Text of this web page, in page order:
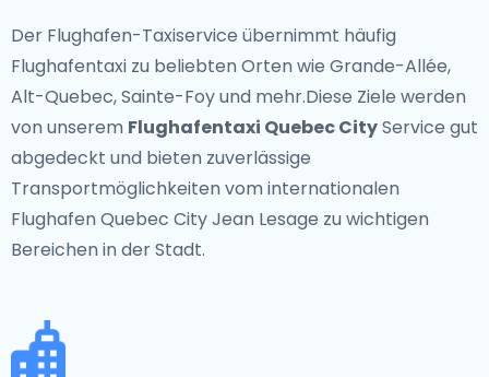
Der Flughafen-Taxiservice übernimmt häufig
Flughafentaxi zu beliebten Orten wie Grande-Allée,
Alt-Quebec, Sainte-Foy und mehr.Diese Ziele werden
von unserem Flughafentaxi Quebec CityService gut
abgedeckt und bieten zuverlässige
Transportmöglichkeiten vom internationalen
Flughafen Quebec City Jean Lesage zu wichtigen
Bereichen in der Stadt.